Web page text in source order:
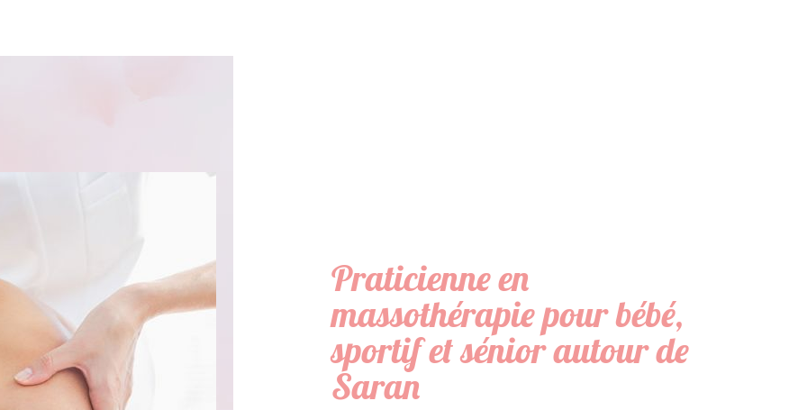
Praticienne en
massothérapie pour bébé,
sportif et sénior autour de
Saran